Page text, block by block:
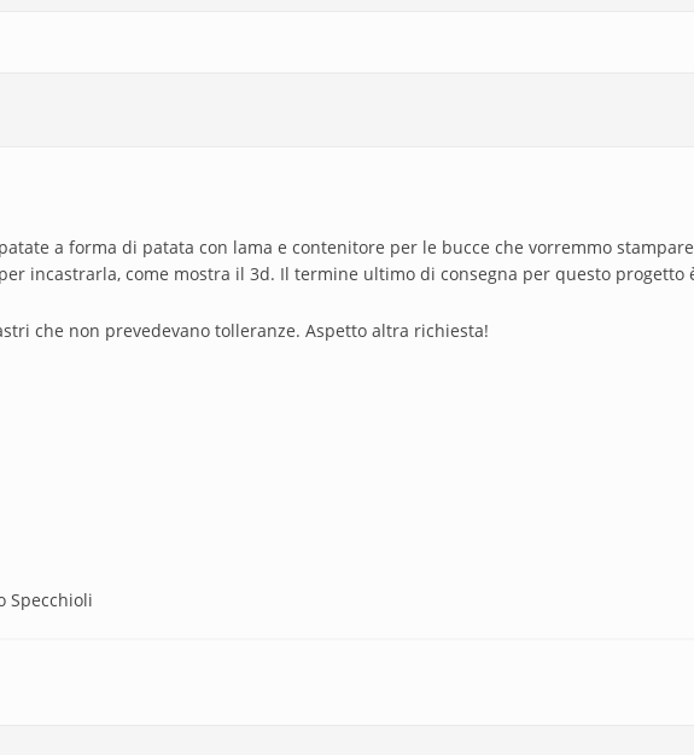
a forma di patata con lama e contenitore per le bucce che vorremmo
incastrarla, come mostra il 3d. Il termine ultimo di consegna per questo progetto
che non prevedevano tolleranze. Aspetto altra richiesta!
Specchioli